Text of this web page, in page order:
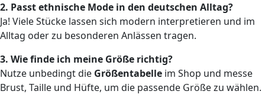
2. Passt ethnische Mode in den deutschen Alltag?
Ja! Viele Stücke lassen sich modern interpretieren und im
Alltag oder zu besonderen Anlässen tragen.
3. Wie finde ich meine Größe richtig?
Nutze unbedingt die Größentabelle im Shop und messe
Brust, Taille und Hüfte, um die passende Größe zu wählen.